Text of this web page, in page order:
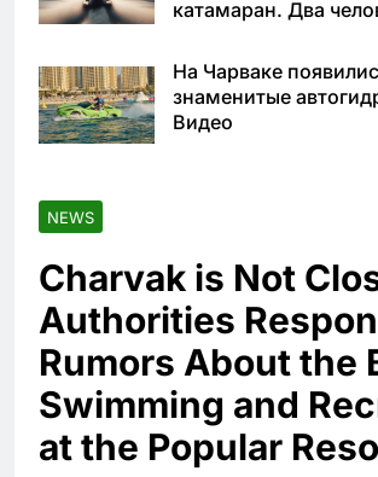
катамаран. Два
На Чарваке
знаменитые
Видео
NEWS
Charvak is Not
Authorities
Rumors About the
Swimming and
at the Popular